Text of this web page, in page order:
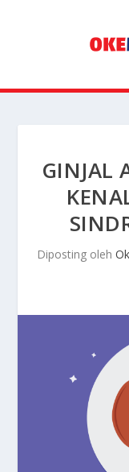
GINJAL
Diposting oleh